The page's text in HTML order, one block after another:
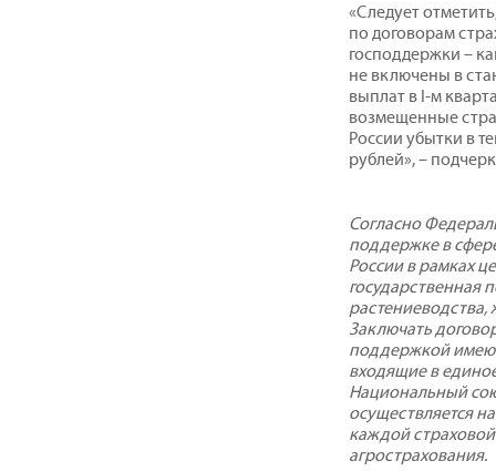
«Следует
по договорам
господдержки –
не включены в
выплат в I-м
возмещенные
России убытки в
рублей», –
Согласно
поддержке в
России в рамках
государственная
растениеводства,
Заключать
поддержкой
входящие в
Национальный
осуществляется
каждой
агрострахования.